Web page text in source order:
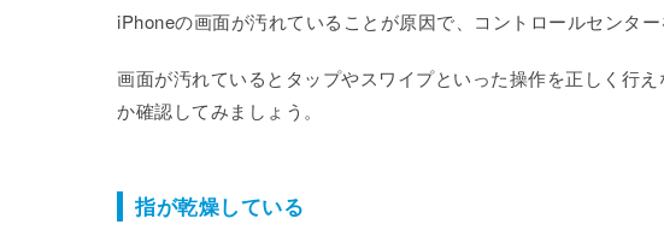
iPhoneの画面が汚れていることが原因で、コントロールセンター
画面が汚れているとタップやスワイプといった操作を正しく行
か確認してみましょう。
指が乾燥している